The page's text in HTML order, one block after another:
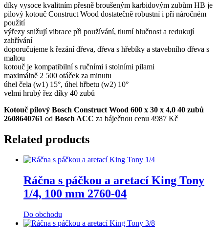
díky vysoce kvalitním přesně broušeným karbidovým zubům HB je
pilový kotouč Construct Wood dostatečně robustní i při náročném
použití
výřezy snižují vibrace při používání, tlumí hlučnost a redukují
zahřívání
doporučujeme k řezání dřeva, dřeva s hřebíky a stavebního dřeva s
maltou
kotouč je kompatibilní s ručními i stolními pilami
maximálně 2 500 otáček za minutu
úhel čela (w1) 15°, úhel hřbetu (w2) 10°
velmi hrubý řez díky 40 zubů
Kotouč pilový Bosch Construct Wood 600 x 30 x 4,0 40 zubů
2608640761 od Bosch ACC za báječnou cenu 4987 Kč
Related products
Ráčna s páčkou a aretací King Tony
1/4, 100 mm 2760-04
Do obchodu